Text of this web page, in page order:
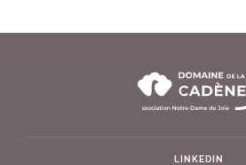
LINKEDIN